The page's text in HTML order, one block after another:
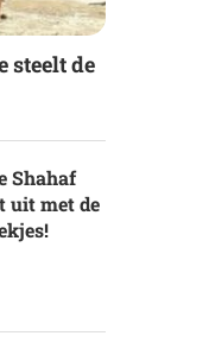
steelt de
Shahaf
uit met de